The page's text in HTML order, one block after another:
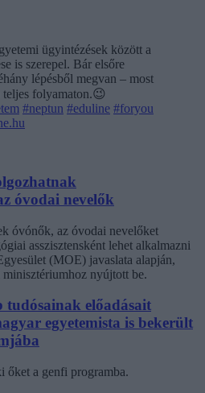
ügyintézések között a
is szerepel. Bár elsőre
lépésből megvan – most
folyamaton.😉
#neptun #eduline #foryou
óvodai nevelők
óvónők, az óvodai nevelőket
asszisztensként lehet alkalmazni
(MOE) javaslata alapján,
minisztériumhoz nyújtott be.
tudósainak előadásait
egyetemista is bekerült
őket a genfi programba.